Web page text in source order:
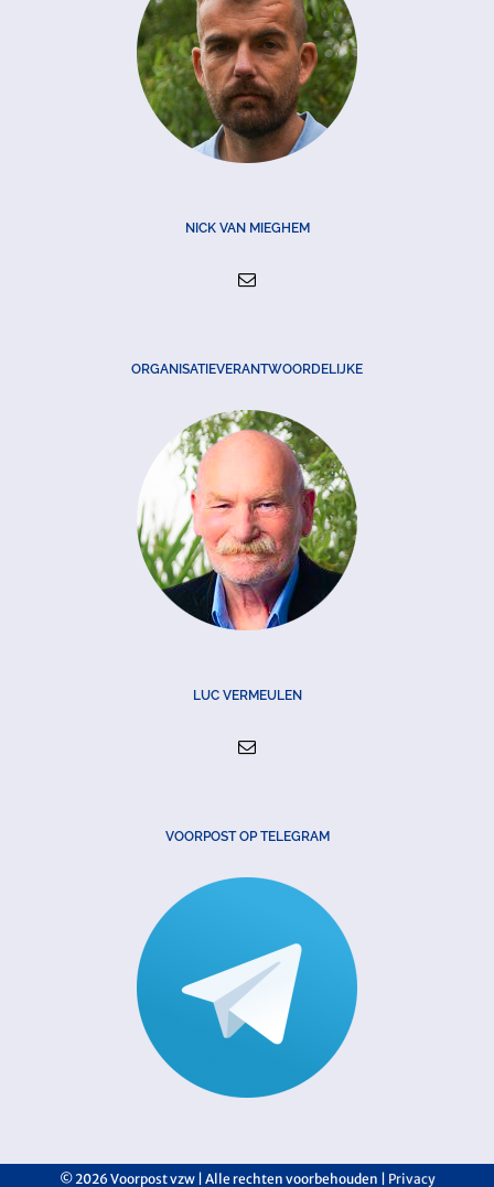
NICK VAN MIEGHEM
ORGANISATIEVERANTWOORDELIJKE
LUC VERMEULEN
VOORPOST OP TELEGRAM
©2026 Voorpost vzw | Alle rechten voorbehouden | Privacy